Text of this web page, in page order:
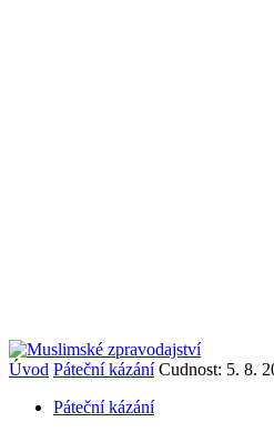
Úvod Páteční kázání Cudnost: 5. 8.
Páteční kázání